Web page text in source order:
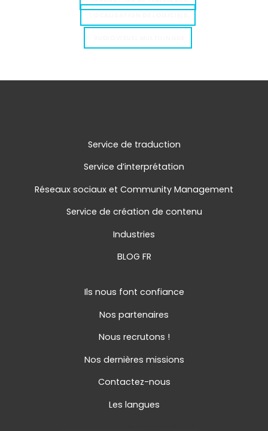
Service de traduction
Service d’interprétation
Réseaux sociaux et Community Management
Service de création de contenu
Industries
BLOG FR
Ils nous font confiance
Nos partenaires
Nous recrutons !
Nos dernières missions
Contactez-nous
Les langues